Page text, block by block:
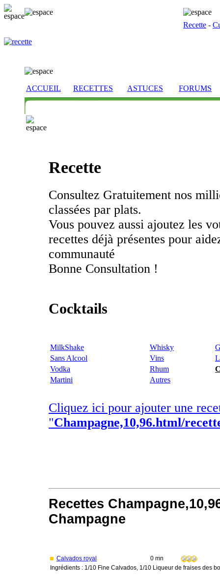
Recette -
ACCUEIL RECETTES ASTUCES FORUMS
Recette
Consultez Gratuitement nos
classées par plats.
Vous pouvez aussi ajoutez les
recettes déjà présentes pour
communauté
Bonne Consultation !
Cocktails
MilkShake Whisky
Sans Alcool
Vins
Vodka
Rhum
Martini
Autres
Cliquez ici pour ajouter une
"Champagne,10,96.html/
Recettes
Champagne
Calvados royal
0 mn
Ingrédients : 1/10 Fine Calvados, 1/10 Liqueur de fraises des